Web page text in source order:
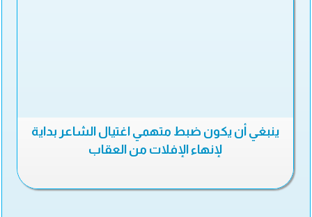
ينبغي أن يكون ضبط متهمي اغتيال الشاعر بداية
لإنهاء الإفلات من العقاب